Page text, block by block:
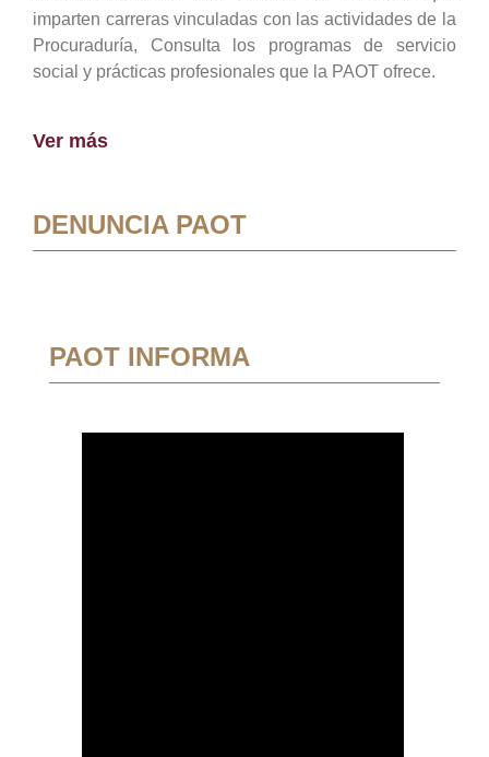
imparten carreras vinculadas con las actividades de la
Procuraduría, Consulta los programas de servicio
social y prácticas profesionales que la PAOT ofrece.
Ver más
DENUNCIA PAOT
PAOT INFORMA